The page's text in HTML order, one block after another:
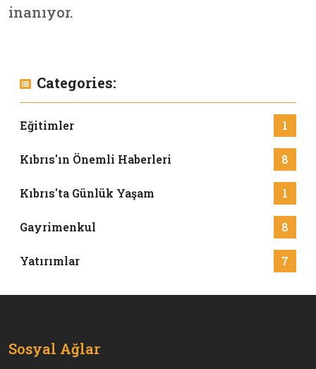
inanıyor.
Categories:
Eğitimler 1
Kıbrıs'ın Önemli Haberleri 8
Kıbrıs'ta Günlük Yaşam 1
Gayrimenkul 8
Yatırımlar 7
Sosyal Ağlar